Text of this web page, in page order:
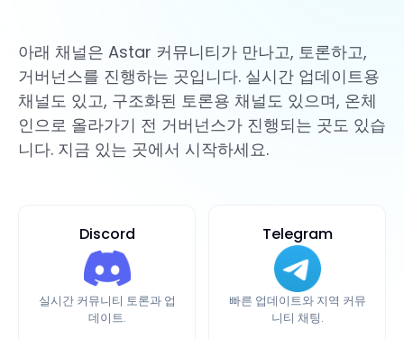
아래 채널은 Astar 커뮤니티가 만나고, 토론하고,
거버넌스를 진행하는 곳입니다. 실시간 업데이트용
채널도 있고, 구조화된 토론용 채널도 있으며, 온체
인으로 올라가기 전 거버넌스가 진행되는 곳도 있습
니다. 지금 있는 곳에서 시작하세요.
Discord
실시간 커뮤니티 토론과 업
데이트.
Telegram
빠른 업데이트와 지역 커뮤
니티 채팅.